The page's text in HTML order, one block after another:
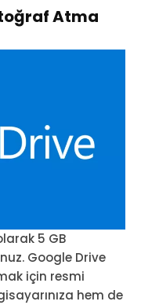
Atma
5 GB
Google Drive
için resmi
hem de